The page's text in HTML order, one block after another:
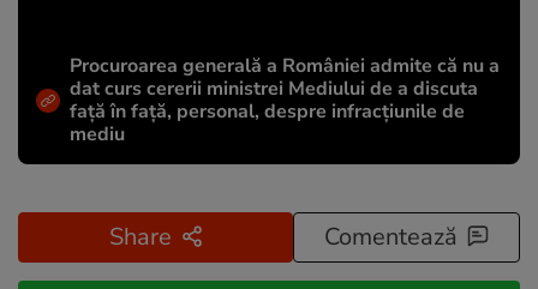
Procuroarea generală a României admite că nu a
dat curs cererii ministrei Mediului de a discuta
față în față, personal, despre infracțiunile de
mediu
Share Comentează